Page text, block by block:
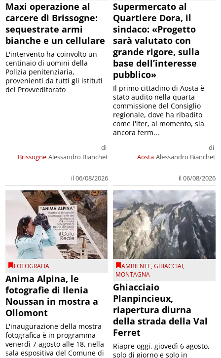
Maxi operazione al
carcere di Brissogne:
sequestrate armi
bianche e un cellulare
Brissogne
di
Alessandro Bianchet
il 06/08/2026
L'intervento ha coinvolto un
centinaio di uomini della
Polizia penitenziaria,
provenienti da tutti gli istituti
del Provveditorato
Supermercato al
Quartiere Dora, il
sindaco: «Progetto
sarà valutato con
grande rigore, sulla
base dell’interesse
pubblico»
Aosta
di
Alessandro Bianchet
il 06/08/2026
Il primo cittadino di Aosta è
stato audito nella quarta
commissione del Consiglio
regionale, dove ha ribadito
come l'iter, al momento, sia
ancora ferm...
FOTOGRAFIA
Anima Alpina, le
fotografie di Ilenia
Noussan in mostra a
Ollomont
L'inaugurazione della mostra
fotografica è in programma
venerdì 7 agosto alle 18, nella
sala espositiva del Comune di
AMBIENTE,GHIACCIAI,
MONTAGNA
Ghiacciaio
Planpincieux,
riapertura diurna
della strada della Val
Ferret
Riapre oggi, giovedì 6 agosto,
solo di giorno e solo in